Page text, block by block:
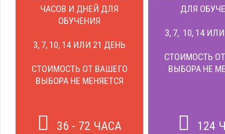
ЧАСОВ И ДНЕЙ ДЛЯ
ОБУЧЕНИЯ
3, 7, 10, 14 ИЛИ 21 ДЕНЬ
СТОИМОСТЬ ОТ ВАШЕГО
ВЫБОРА НЕ МЕНЯЕТСЯ
36 - 72 ЧАСА
ДЛЯ
3, 7, 10, 14
СТОИМОСТЬ
ВЫБОРА НЕ
124